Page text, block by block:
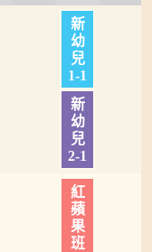
新
幼
兒
1-1
新
幼
兒
2-1
紅
蘋
果
班